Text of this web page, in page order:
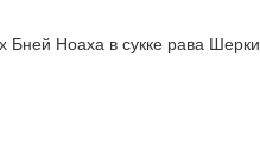
Бней Ноаха в сукке рава Шерки.